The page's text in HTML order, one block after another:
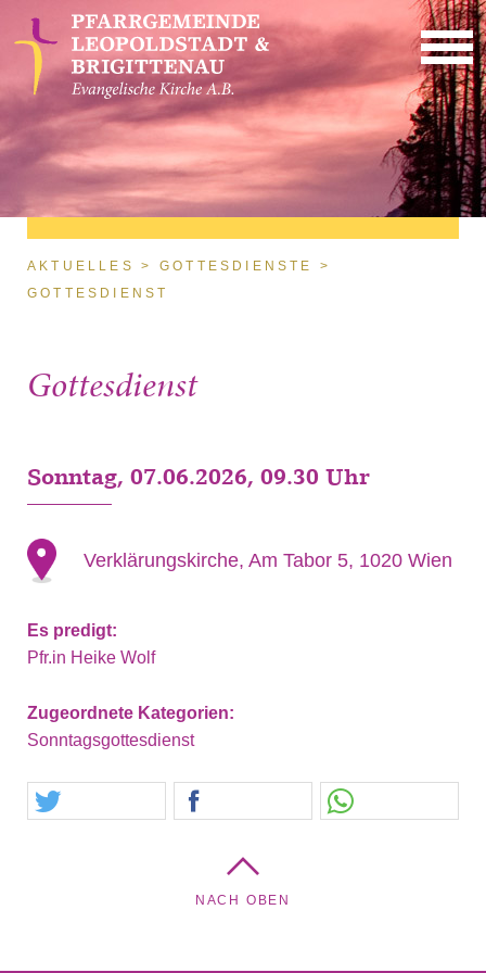
Direkt zum Inhalt
Sie sind hier
AKTUELLES
GOTTESDIENSTE
GOTTESDIENST
Gottesdienst
Sonntag, 07.06.2026, 09.30 Uhr
Verklärungskirche, Am Tabor 5, 1020 Wien
Es predigt:
Pfr.in Heike Wolf
Zugeordnete Kategorien:
Sonntagsgottesdienst
NACH OBEN